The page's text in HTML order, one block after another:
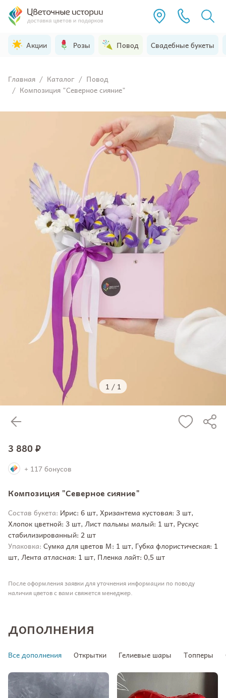
Акции Розы Повод Свадебные букеты
Главная / Каталог / Повод
/ Композиция "Северное сияние"
Композиция "Северное сияние"
1 / 1
Состав букета: Ирис: 6 шт, Хризантема кустовая: 3 шт,
Хлопок цветной: 3 шт, Лист пальмы малый: 1 шт, Рускус
стабилизированный: 2 шт
Упаковка: Сумка для цветов М: 1 шт, Губка флористическая: 1
шт, Лента атласная: 1 шт, Пленка лайт: 0,5 шт
После оформления заявки для уточнения информации по поводу
наличия цветов с вами свяжется менеджер.
3 880 ₽
+ 117 бонусов
ДОПОЛНЕНИЯ
Все дополнения Открытки Гелиевые шары Топперы